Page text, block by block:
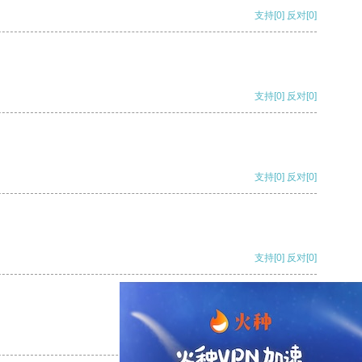
支持[0] 反对[0]
支持[0] 反对[0]
支持[0] 反对[0]
支持[0] 反对[0]